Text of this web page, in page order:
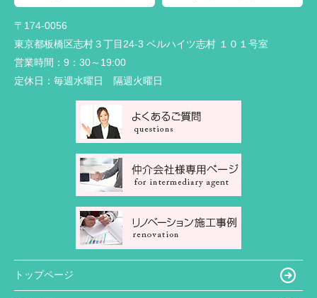
〒174-0056
東京都板橋区志村３丁目24-3 ベルハイツ志村 １０１号室
営業時間： 9：30～19:00
定休日： 毎週水曜日 隔週火曜日
トップページ